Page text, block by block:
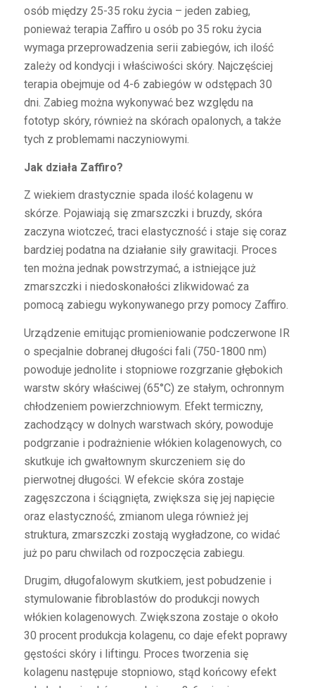
osób między 25-35 roku życia – jeden zabieg,
ponieważ terapia Zaffiro u osób po 35 roku życia
wymaga przeprowadzenia serii zabiegów, ich ilość
zależy od kondycji i właściwości skóry. Najczęściej
terapia obejmuje od 4-6 zabiegów w odstępach 30
dni. Zabieg można wykonywać bez względu na
fototyp skóry, również na skórach opalonych, a także
tych z problemami naczyniowymi.
Jak działa Zaffiro?
Z wiekiem drastycznie spada ilość kolagenu w
skórze. Pojawiają się zmarszczki i bruzdy, skóra
zaczyna wiotczeć, traci elastyczność i staje się coraz
bardziej podatna na działanie siły grawitacji. Proces
ten można jednak powstrzymać, a istniejące już
zmarszczki i niedoskonałości zlikwidować za
pomocą zabiegu wykonywanego przy pomocy Zaffiro.
Urządzenie emitując promieniowanie podczerwone IR
o specjalnie dobranej długości fali (750-1800 nm)
powoduje jednolite i stopniowe rozgrzanie głębokich
warstw skóry właściwej (65°C) ze stałym, ochronnym
chłodzeniem powierzchniowym. Efekt termiczny,
zachodzący w dolnych warstwach skóry, powoduje
podgrzanie i podrażnienie włókien kolagenowych, co
skutkuje ich gwałtownym skurczeniem się do
pierwotnej długości. W efekcie skóra zostaje
zagęszczona i ściągnięta, zwiększa się jej napięcie
oraz elastyczność, zmianom ulega również jej
struktura, zmarszczki zostają wygładzone, co widać
już po paru chwilach od rozpoczęcia zabiegu.
Drugim, długofalowym skutkiem, jest pobudzenie i
stymulowanie fibroblastów do produkcji nowych
włókien kolagenowych. Zwiększona zostaje o około
30 procent produkcja kolagenu, co daje efekt poprawy
gęstości skóry i liftingu. Proces tworzenia się
kolagenu następuje stopniowo, stąd końcowy efekt